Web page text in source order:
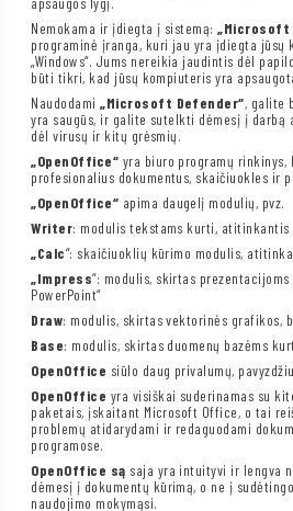
Nemokama ir įdiegta į sistemą:„Microsoft
programinė įranga, kuri jau yra įdiegta jūsų
„Windows“. Jums nereikia jaudintis dėl
būti tikri, kad jūsų kompiuteris yra
Naudodami„Microsoft Defender“, galite
yra saugūs, ir galite sutelkti dėmesį į darbą
dėl virusų ir kitų grėsmių.
„OpenOffice“ yra biuro programų
profesionalius dokumentus, skaičiuokles ir
„OpenOffice“ apima daugelį modulių, pvz.
Writer: modulis tekstams kurti, atitinkantis
„Calc“: skaičiuoklių kūrimo modulis,
„Impress“: modulis, skirtas
PowerPoint“
Draw: modulis, skirtas vektorinės grafikos,
Base: modulis, skirtas duomenų bazėms
OpenOffice siūlo daug privalumų,
OpenOffice yra visiškai suderinamas su
paketais, įskaitant Microsoft Office, o tai
problemų atidarydami ir redaguodami
programose.
OpenOffice są saja yra intuityvi ir lengva
dėmesį į dokumentų kūrimą, o ne į
naudojimo mokymąsi.